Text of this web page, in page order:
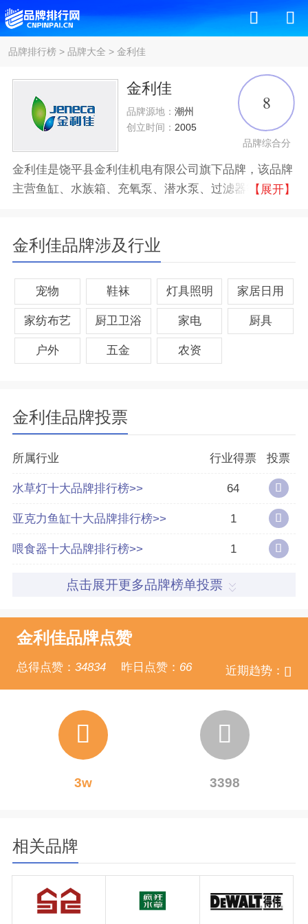
品牌排行榜> 品牌大全 > 金利佳
金利佳
品牌源地： 潮州
创立时间： 2005
8
品牌综合分
金利佳是饶平县金利佳机电有限公司旗下品牌，该品牌
主营鱼缸、水族箱、充氧泵、潜水泵、过滤器等产品
所属公司 饶平县金利佳机电有限公司
分享量
参与榜单数
得票数 544737
【展开】
金利佳品牌涉及行业
宠物 鞋袜 灯具照明 家居日用
家纺布艺 厨卫卫浴 家电 厨具
户外 五金 农资
金利佳品牌投票
所属行业 行业得票 投票
水草灯十大品牌排行榜>> 64
亚克力鱼缸十大品牌排行榜>> 1
喂食器十大品牌排行榜>> 1
点击展开更多品牌榜单投票
金利佳品牌点赞
近期趋势：
总得点赞： 34834 昨日点赞： 66
3w 3398
相关品牌